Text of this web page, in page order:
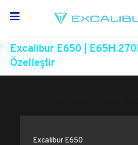
Excalibur E650 |
Özelleştir
Excalibur E650